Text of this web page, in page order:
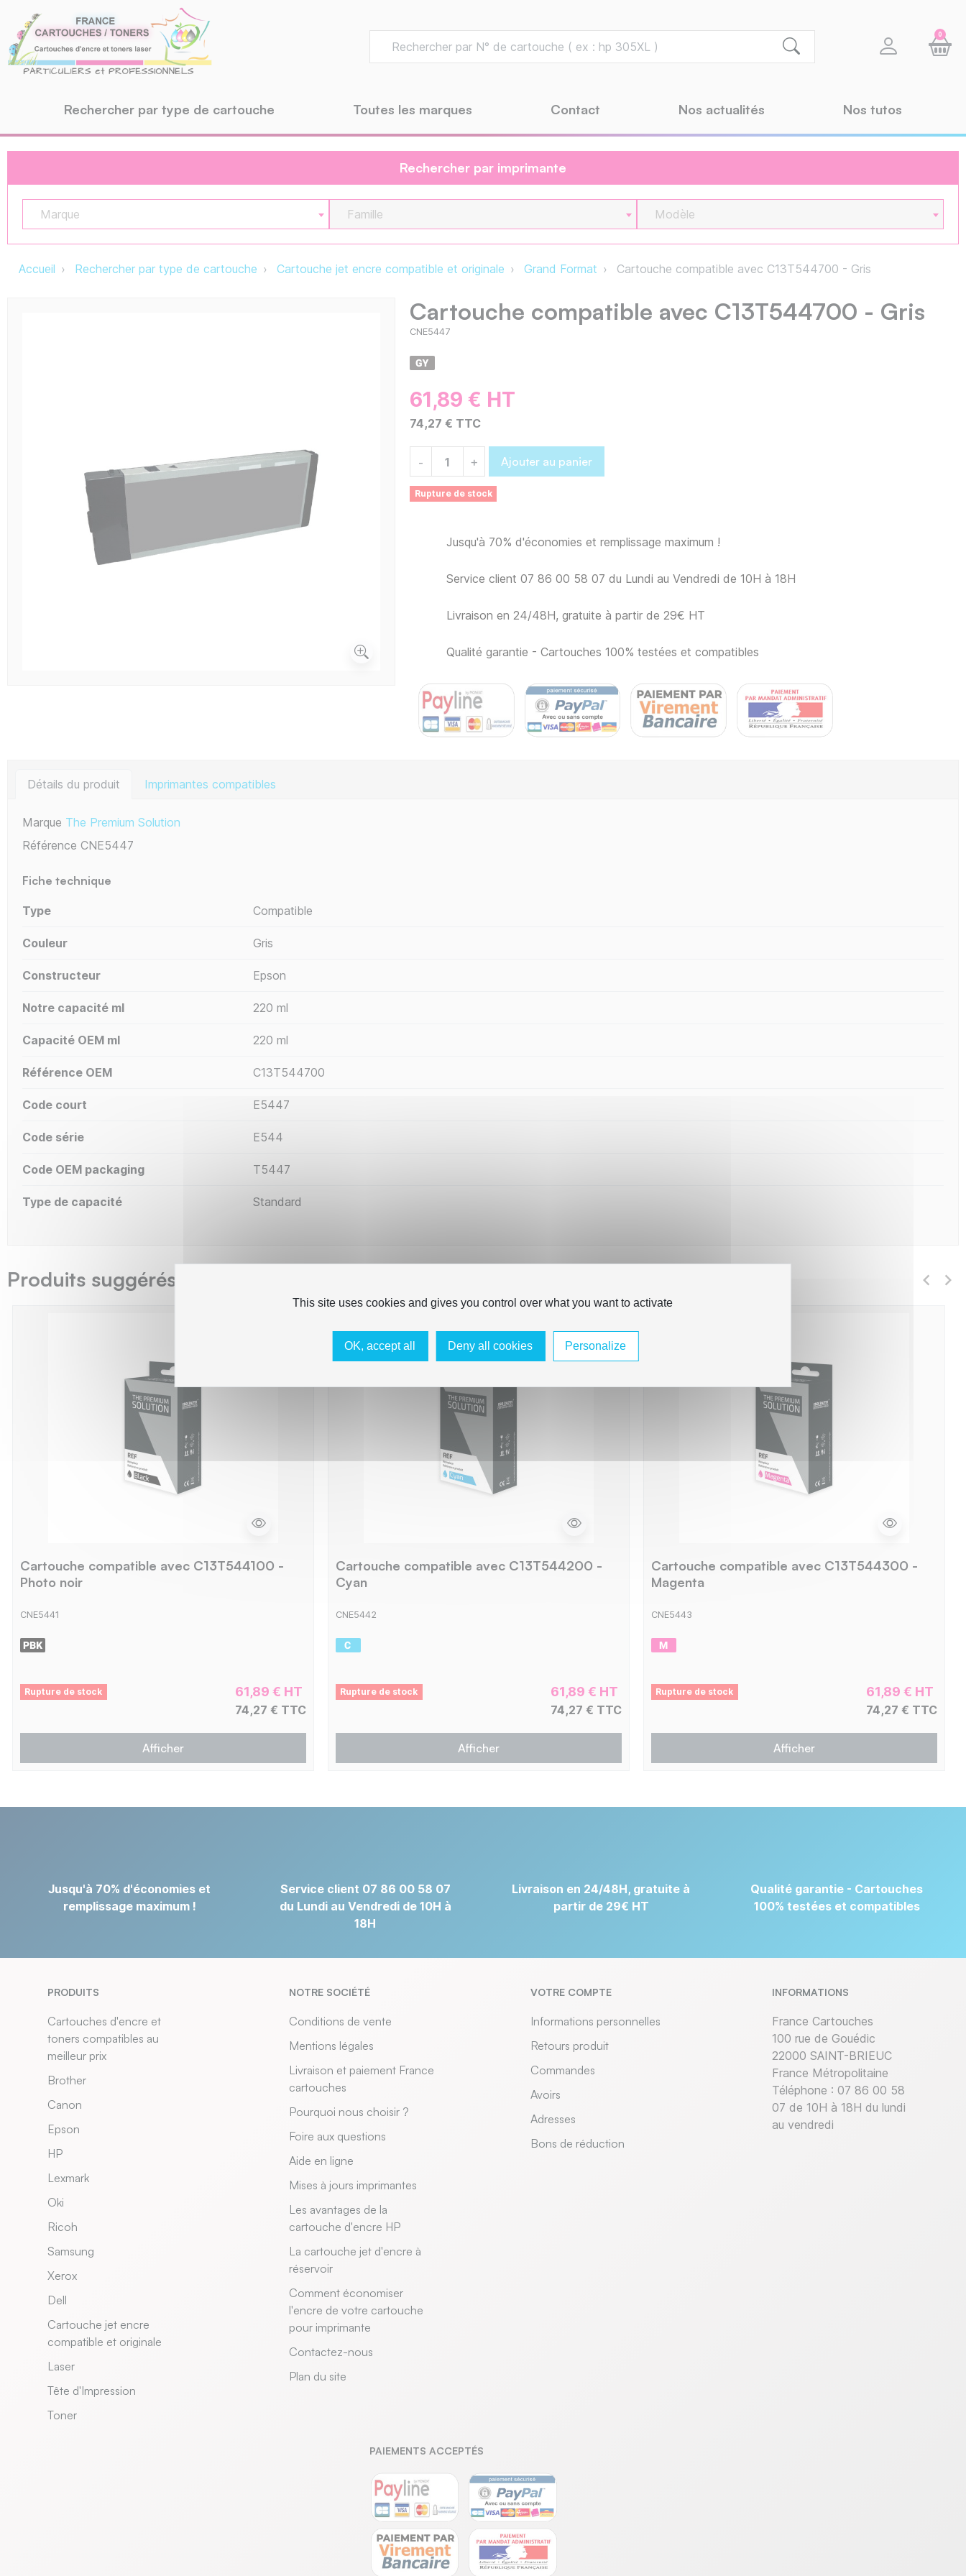
0
Rechercher par type de cartouche Toutes les marques Contact Nos actualités Nos tutos
Rechercher par imprimante
Marque Famille Modèle
Accueil Rechercher par type de cartouche Cartouche jet encre compatible et originale Grand Format Cartouche compatible avec C13T544700 - Gris
Cartouche compatible avec C13T544700 - Gris
CNE5447
61,89 € HT
74,27 € TTC
- + Ajouter au panier
Rupture de stock
Jusqu'à 70% d'économies et remplissage maximum !
Service client 07 86 00 58 07 du Lundi au Vendredi de 10H à 18H
Livraison en 24/48H, gratuite à partir de 29€ HT
Qualité garantie - Cartouches 100% testées et compatibles
Détails du produit Imprimantes compatibles
Marque The Premium Solution
Référence CNE5447
Fiche technique
Type Compatible
Couleur Gris
Constructeur Epson
Notre capacité ml 220 ml
Capacité OEM ml 220 ml
Référence OEM C13T544700
Code court E5447
Code série E544
Code OEM packaging T5447
Type de capacité Standard
Produits suggérés The Premium Solution
Cartouche compatible avec C13T544100 -
Photo noir
CNE5441
Rupture de stock 61,89 € HT
74,27 € TTC
Afficher
Cartouche compatible avec C13T544200 -
Cyan
CNE5442
Rupture de stock 61,89 € HT
74,27 € TTC
Afficher
Cartouche compatible avec C13T544300 -
Magenta
CNE5443
Rupture de stock 61,89 € HT
74,27 € TTC
Afficher
Jusqu'à 70% d'économies et
remplissage maximum !
Service client 07 86 00 58 07
du Lundi au Vendredi de 10H à
18H
Livraison en 24/48H, gratuite à
partir de 29€ HT
Qualité garantie - Cartouches
100% testées et compatibles
PRODUITS
Cartouches d'encre et
toners compatibles au
meilleur prix
Brother
Canon
Epson
HP
Lexmark
Oki
Ricoh
Samsung
Xerox
Dell
Cartouche jet encre
compatible et originale
Laser
Tête d'Impression
Toner
NOTRE SOCIÉTÉ
Conditions de vente
Mentions légales
Livraison et paiement France
cartouches
Pourquoi nous choisir ?
Foire aux questions
Aide en ligne
Mises à jours imprimantes
Les avantages de la
cartouche d'encre HP
La cartouche jet d'encre à
réservoir
Comment économiser
l'encre de votre cartouche
pour imprimante
Contactez-nous
Plan du site
VOTRE COMPTE
Informations personnelles
Retours produit
Commandes
Avoirs
Adresses
Bons de réduction
INFORMATIONS
France Cartouches
100 rue de Gouédic
22000 SAINT-BRIEUC
France Métropolitaine
Téléphone : 07 86 00 58
07 de 10H à 18H du lundi
au vendredi
PAIEMENTS ACCEPTÉS
This site uses cookies and gives you control over what you want to activate
OK, accept all Deny all cookies Personalize